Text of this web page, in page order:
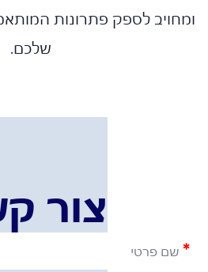
לספק פתרונות המותאמים
שלכם.
צור